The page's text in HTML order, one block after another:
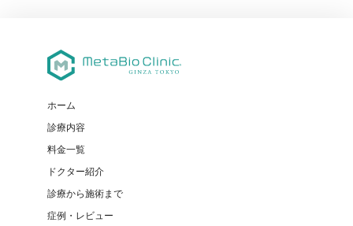
ホーム
診療内容
料金一覧
ドクター紹介
診療から施術まで
症例・レビュー